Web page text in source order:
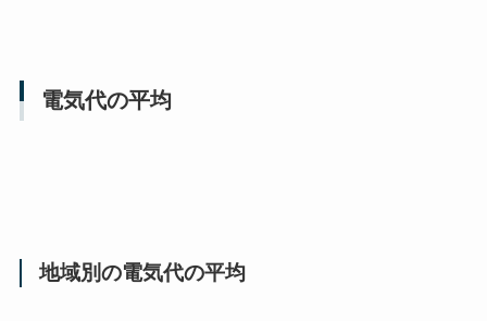
電気代の平均
地域別の電気代の平均